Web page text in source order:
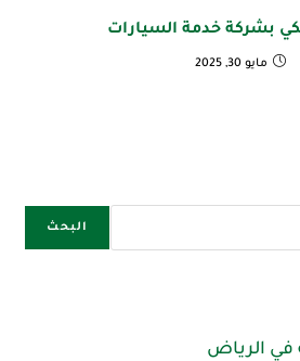
بشركة خدمة السيارات
مايو 30, 2025
البحث
في الرياض